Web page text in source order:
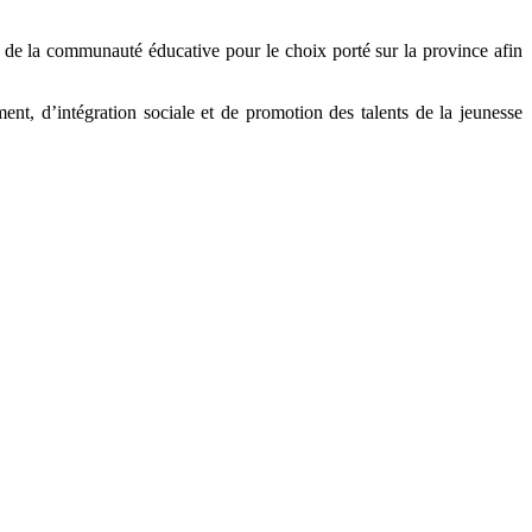
la communauté éducative pour le choix porté sur la province afin
d’intégration sociale et de promotion des talents de la jeunesse